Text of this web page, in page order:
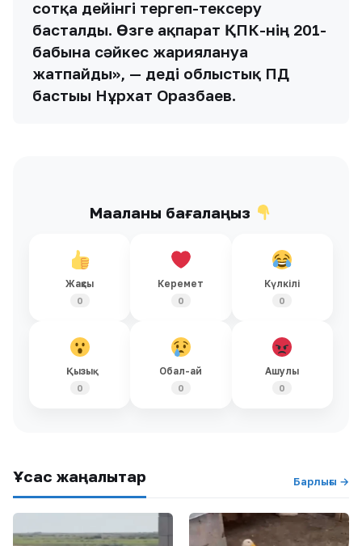
сотқа дейінгі тергеп-тексеру
басталды. Өзге ақпарат ҚПК-нің 201-
бабына сәйкес жариялануға
жатпайды», — деді облыстық ПД
бастығы Нұрхат Оразбаев.
Мақаланы бағалаңыз
Жақсы
0
Керемет
0
Күлкілі
0
Қызық
0
Обал-ай
0
Ашулы
0
Ұқсас жаңалықтар Барлығы →